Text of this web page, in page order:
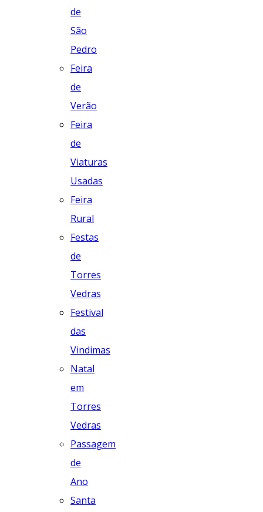
de
São
Pedro
Feira
de
Verão
Feira
de
Viaturas
Usadas
Feira
Rural
Festas
de
Torres
Vedras
Festival
das
Vindimas
Natal
em
Torres
Vedras
Passagem
de
Ano
Santa